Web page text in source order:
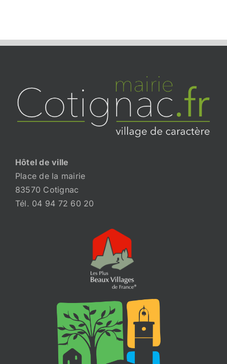
Hôtel de ville
Place de la mairie
83570 Cotignac
Tél. 04 94 72 60 20